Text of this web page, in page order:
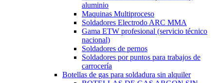
aluminio
Maquinas Multiproceso
Soldadores Electrodo ARC MMA
Gama ETW profesional (servicio técnico
nacional)
Soldadores de pernos
Soldadores por puntos para trabajos de
carrocería
Botellas de gas para soldadura sin alquiler